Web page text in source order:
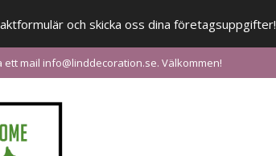
och skicka oss dina
mail info@linddecoration.se. Välkommen!